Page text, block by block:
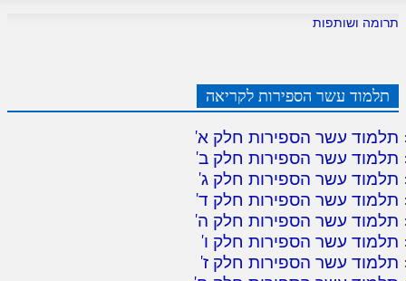
תרומה ושותפות
תלמוד עשר הספירות לקריאה
תלמוד עשר הספירות חלק א'
תלמוד עשר הספירות חלק ב'
תלמוד עשר הספירות חלק ג'
תלמוד עשר הספירות חלק ד'
תלמוד עשר הספירות חלק ה'
תלמוד עשר הספירות חלק ו'
תלמוד עשר הספירות חלק ז'